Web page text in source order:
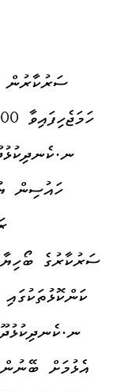
ސަރުކާރުން
ހައުސިން
ސަރުކާރުގެ
އެޅުމަށް